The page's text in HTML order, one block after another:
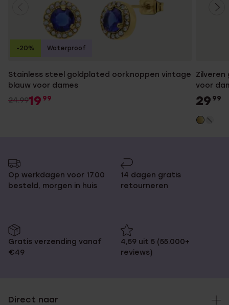
Stainless steel goldplated oorknoppen vintage
blauw voor dames
24.9919 99
-20% Waterproof
voor
29 99
Op werkdagen voor 17.00
besteld, morgen in huis
14 dagen gratis
retourneren
Gratis verzending vanaf
€49
4,59 uit 5 (55.000+
reviews)
Direct naar